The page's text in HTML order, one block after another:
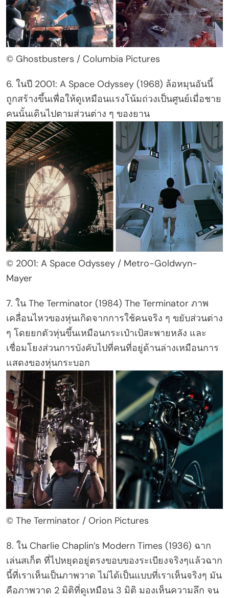
© Ghostbusters / Columbia Pictures
6. ในปี 2001: A Space Odyssey (1968) ล้อหมุนอันนี้
ถูกสร้างขึ้นเพื่อให้ดูเหมือนแรงโน้มถ่วงเป็นศูนย์เมื่อชาย
คนนั้นเดินไปตามส่วนต่าง ๆ ของยาน
© 2001: A Space Odyssey / Metro-Goldwyn-
Mayer
7. ใน The Terminator (1984) The Terminator ภาพ
เคลื่อนไหวของหุ่นเกิดจากการใช้คนจริง ๆ ขยับส่วนต่าง
ๆ โดยยกตัวหุ่นขึ้นเหมือนกระเป๋าเป้สะพายหลัง และ
เชื่อมโยงส่วนการบังคับไปที่คนที่อยู่ด้านล่างเหมือนการ
แสดงของหุ่นกระบอก
© The Terminator / Orion Pictures
8. ใน Charlie Chaplin’s Modern Times (1936) ฉาก
เล่นสเก็ต ที่ไปหยุดอยู่ตรงขอบของระเบียงจริงๆแล้วฉาก
นี้ที่เราเห็นเป็นภาพวาด ไม่ได้เป็นแบบที่เราเห็นจริงๆ มัน
คือภาพวาด 2 มิติที่ดูเหมือน 3 มิติ มองเห็นความลึก จน